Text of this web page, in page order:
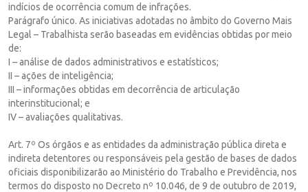
indícios de ocorrência comum de infrações.
Parágrafo único. As iniciativas adotadas no âmbito do Governo Mais
Legal – Trabalhista serão baseadas em evidências obtidas por meio
de:
I – análise de dados administrativos e estatísticos;
II – ações de inteligência;
III – informações obtidas em decorrência de articulação
interinstitucional; e
IV – avaliações qualitativas.
Art. 7º Os órgãos e as entidades da administração pública direta e
indireta detentores ou responsáveis pela gestão de bases de dados
oficiais disponibilizarão ao Ministério do Trabalho e Previdência, nos
termos do disposto no Decreto nº 10.046, de 9 de outubro de 2019,